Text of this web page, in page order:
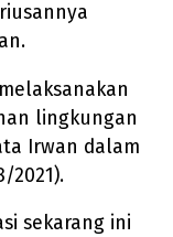
lingkungan
Irwan dalam
2021).
sekarang ini